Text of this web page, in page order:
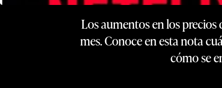
Los aumentos en los
mes. Conoce en esta nota
cómo se